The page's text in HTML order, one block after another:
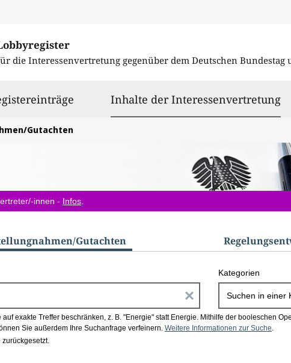
die Interessenvertretung gegenüber dem Deutschen
Inhalte der Interessenvertretung
Gutachten
innen - Infos
​Gutachten
i
Kategorien
Suchen in einer
exakte Treffer beschränken, z. B. "Energie" statt Energie. Mithilfe der booleschen
Sie außerdem Ihre Suchanfrage verfeinern. Weitere Informationen zur Suche.